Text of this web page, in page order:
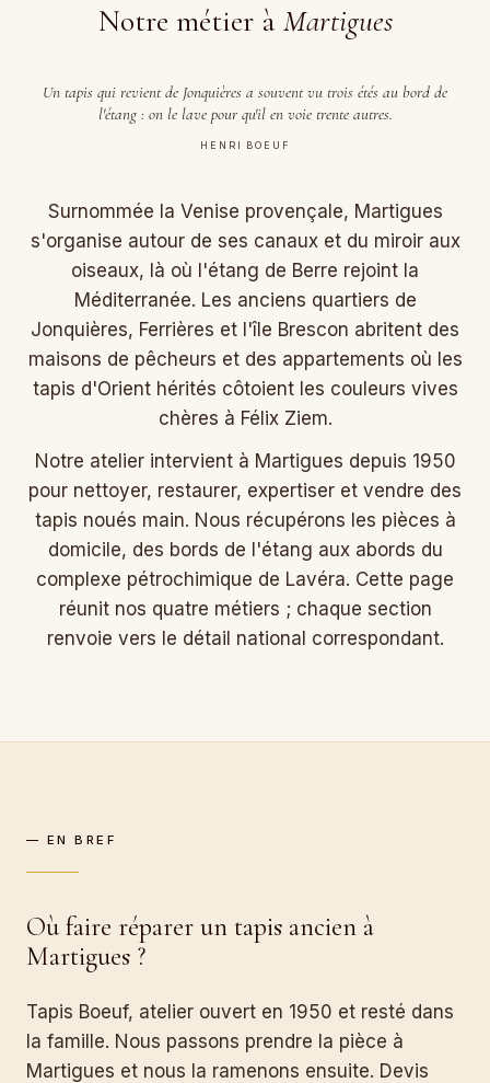
Notre métier à Martigues
Un tapis qui revient de Jonquières a souvent vu trois étés au bord de
l'étang : on le lave pour qu'il en voie trente autres.
HENRI BOEUF
Surnommée la Venise provençale, Martigues
s'organise autour de ses canaux et du miroir aux
oiseaux, là où l'étang de Berre rejoint la
Méditerranée. Les anciens quartiers de
Jonquières, Ferrières et l'île Brescon abritent des
maisons de pêcheurs et des appartements où les
tapis d'Orient hérités côtoient les couleurs vives
chères à Félix Ziem.
Notre atelier intervient à Martigues depuis 1950
pour nettoyer, restaurer, expertiser et vendre des
tapis noués main. Nous récupérons les pièces à
domicile, des bords de l'étang aux abords du
complexe pétrochimique de Lavéra. Cette page
réunit nos quatre métiers ; chaque section
renvoie vers le détail national correspondant.
— EN BREF
Où faire réparer un tapis ancien à
Martigues ?
Tapis Boeuf, atelier ouvert en 1950 et resté dans
la famille. Nous passons prendre la pièce à
Martigues et nous la ramenons ensuite. Devis